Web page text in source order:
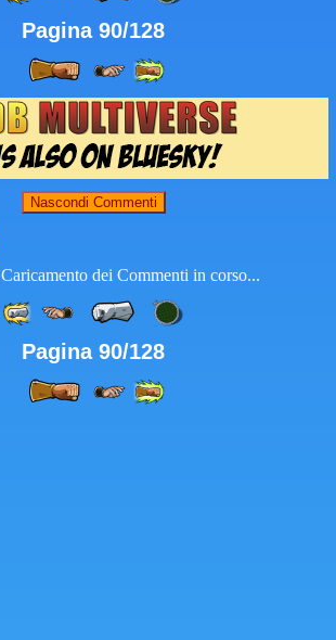
Pagina 90/128
Nascondi Commenti
Caricamento dei Commenti in corso...
Pagina 90/128